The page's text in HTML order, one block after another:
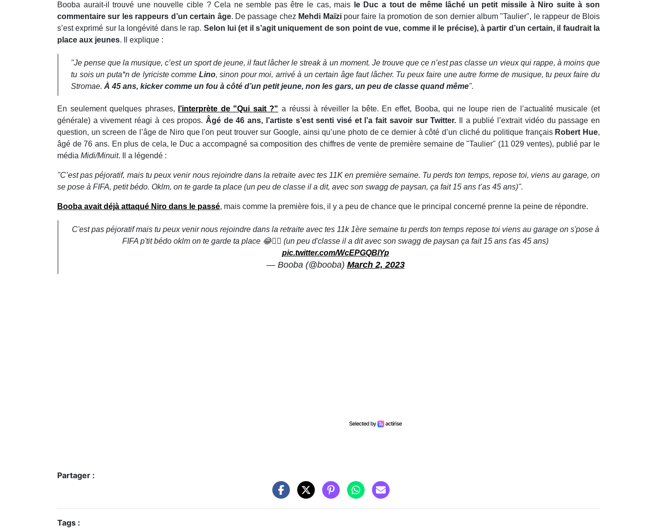
Booba aurait-il trouvé une nouvelle cible ? Cela ne semble pas être le cas, mais
le Duc a tout de même lâché un petit missile à Niro suite à son
commentaire sur les rappeurs d’un certain âge. De passage chez Mehdi Maïzi pour faire la promotion de son dernier album "Taulier", le rappeur de Blois
s’est exprimé sur la longévité dans le rap. Selon lui (et il s’agit uniquement de son point de vue, comme il le précise), à partir d’un certain, il faudrait la
place aux jeunes. Il explique :
"Je pense que la musique, c’est un sport de jeune, il faut lâcher le streak à un moment. Je trouve que ce n’est pas classe un vieux qui rappe, à moins que
tu sois un puta*n de lyriciste comme Lino, sinon pour moi, arrivé à un certain âge faut lâcher. Tu peux faire une autre forme de musique, tu peux faire du
Stromae. À 45 ans, kicker comme un fou à côté d’un petit jeune, non les gars, un peu de classe quand même".
En seulement quelques phrases, l’interprète de "Qui sait ?" a réussi à réveiller la bête. En effet, Booba, qui ne loupe rien de l’actualité musicale (et
générale) a vivement réagi à ces propos. Âgé de 46 ans, l’artiste s’est senti visé et l’a fait savoir sur Twitter. Il a publié l’extrait vidéo du passage en
question, un screen de l’âge de Niro que l'on peut trouver sur Google, ainsi qu’une photo de ce dernier à côté d’un cliché du politique français Robert Hue,
âgé de 76 ans. En plus de cela, le Duc a accompagné sa composition des chiffres de vente de première semaine de "Taulier" (11 029 ventes), publié par le
média Midi/Minuit. Il a légendé :
"C’est pas péjoratif, mais tu peux venir nous rejoindre dans la retraite avec tes 11K en première semaine. Tu perds ton temps, repose toi, viens au garage, on
se pose à FIFA, petit bédo. Oklm, on te garde ta place (un peu de classe il a dit, avec son swagg de paysan, ça fait 15 ans t’as 45 ans)".
Booba avait déjà attaqué Niro dans le passé, mais comme la première fois, il y a peu de chance que le principal concerné prenne la peine de répondre.
C'est pas péjoratif mais tu peux venir nous rejoindre dans la retraite avec tes 11k 1ère semaine tu perds ton temps repose toi viens au garage on s'pose à
FIFA p'tit bédo oklm on te garde ta place 😂👍🏾 (un peu d'classe il a dit avec son swagg de paysan ça fait 15 ans t'as 45 ans)
pic.twitter.com/WcEPGQBlYp
— Booba (@booba) March 2, 2023
Partager :
Tags :